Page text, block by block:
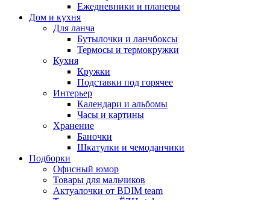
Ежедневники и планеры
Дом и кухня
Для ланча
Бутылочки и ланчбоксы
Термосы и термокружки
Кухня
Кружки
Подставки под горячее
Интерьер
Календари и альбомы
Часы и картины
Хранение
Баночки
Шкатулки и чемоданчики
Подборки
Офисный юмор
Товары для мальчиков
Актуалочки от BDIM team